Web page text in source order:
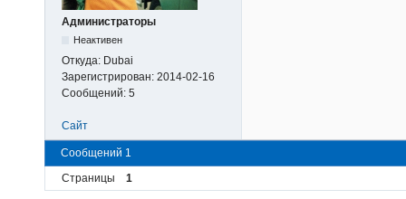
Администраторы
Неактивен
Откуда: Dubai
Зарегистрирован: 2014-02-16
Сообщений: 5
Сайт
Сообщений 1
Страницы
1